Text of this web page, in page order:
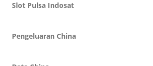
Slot Pulsa Indosat
Pengeluaran China